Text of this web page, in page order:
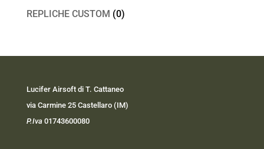
REPLICHE CUSTOM (0)
Lucifer Airsoft di T. Cattaneo
via Carmine 25 Castellaro (IM)
P.Iva 01743600080